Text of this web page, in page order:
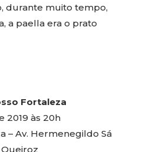
durante muito tempo,
a paella era o prato
Fortaleza
2019 às 20h
– Av. Hermenegildo Sá
Queiroz